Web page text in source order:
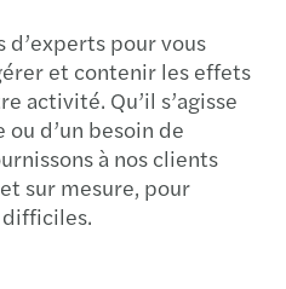
d’experts pour vous
et contenir les effets
activité. Qu’il s’agisse
ou d’un besoin de
à nos clients
sur mesure, pour